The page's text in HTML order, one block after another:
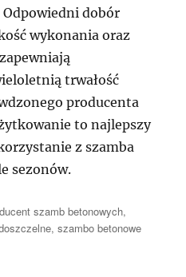
dobór
wykonania oraz
trwałość
producenta
to najlepszy
z szamba
sezonów.
szamb betonowych,
,szambo betonowe